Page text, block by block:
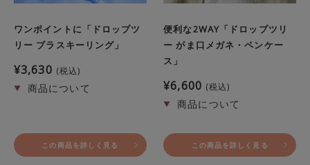
ワンポイントに「ドロップツ
リー ブラスキーリング」
¥3,630 税込
この商品を詳しく見る
便利な2WAY「ドロップツリ
ー がま口メガネ・ペンケー
ス」
¥6,600 税込
この商品を詳しく見る